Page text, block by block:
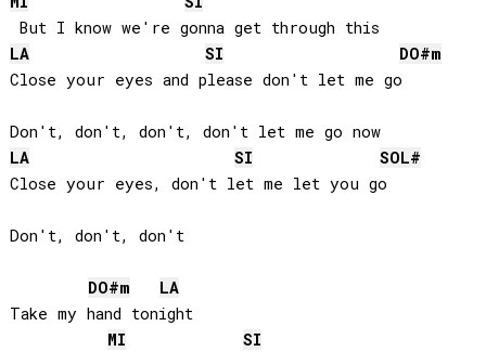
LA
SI DO#m
Close your eyes and please don't let me go
Don't, don't, don't, don't let me go now
LA
SI
SOL#
Close your eyes, don't let me let you go
Don't, don't, don't
DO#m
LA
Take my hand tonight
MI
SI